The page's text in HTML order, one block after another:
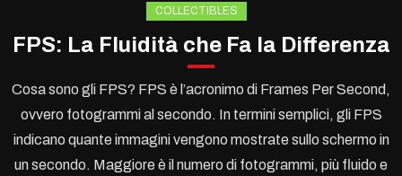
COLLECTIBLES
FPS: La Fluidità che Fa la Differenza
Cosa sono gli FPS? FPS è l’acronimo di Frames Per Second,
ovvero fotogrammi al secondo. In termini semplici, gli FPS
indicano quante immagini vengono mostrate sullo schermo in
un secondo. Maggiore è il numero di fotogrammi, più fluido e